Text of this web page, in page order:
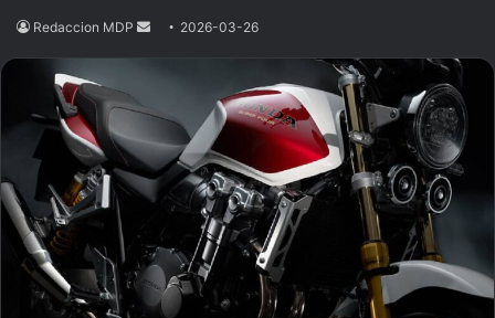
Redaccion MDP
Send2026-03-26